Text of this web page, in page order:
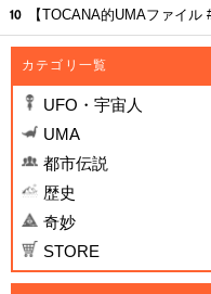
【TOCANA的UMAファイル
カテゴリ一覧
UFO・宇宙人
UMA
都市伝説
歴史
奇妙
STORE